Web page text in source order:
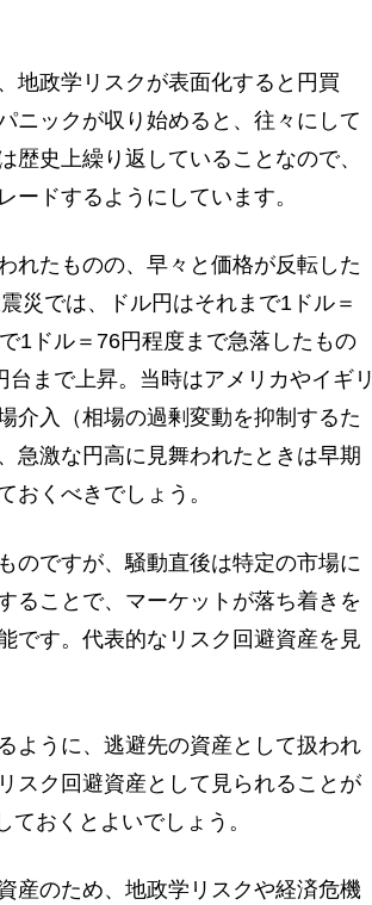
地政学リスクが表面化すると円買
ニックが収り始めると、往々にして
史上繰り返していることなので、
ードするようにしています。
たものの、早々と価格が反転した
災では、ドル円はそれまで1ドル＝
1ドル＝76円程度まで急落したもの
まで上昇。当時はアメリカやイギリ
介入（相場の過剰変動を抑制するた
急激な円高に見舞われたときは早期
おくべきでしょう。
ですが、騒動直後は特定の市場に
ることで、マーケットが落ち着きを
です。代表的なリスク回避資産を見
ように、逃避先の資産として扱われ
スク回避資産として見られることが
おくとよいでしょう。
産のため、地政学リスクや経済危機